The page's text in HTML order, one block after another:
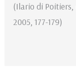
(Ilario di Poitiers,
2005, 177-179)